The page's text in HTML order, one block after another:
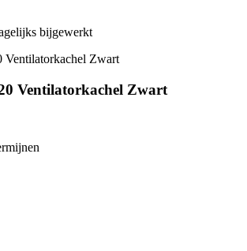
bijgewerkt
Ventilatorkachel Zwart